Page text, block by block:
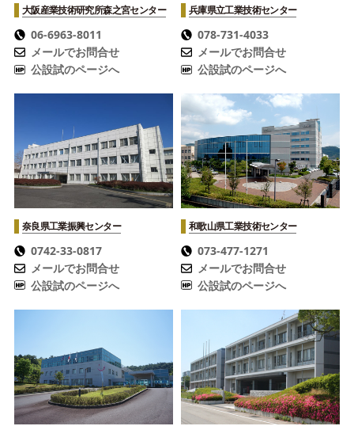
大阪産業技術研究所森之宮センター
06-6963-8011
メールでお問合せ
公設試のページへ
兵庫県立工業技術センター
078-731-4033
メールでお問合せ
公設試のページへ
奈良県工業振興センター
0742-33-0817
メールでお問合せ
公設試のページへ
和歌山県工業技術センター
073-477-1271
メールでお問合せ
公設試のページへ